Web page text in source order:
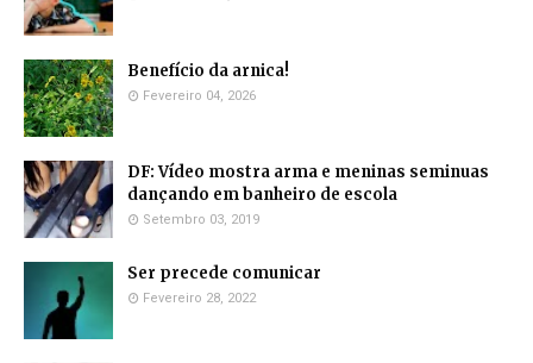
Benefício da arnica!
Fevereiro 04, 2026
DF: Vídeo mostra arma e meninas seminuas
dançando em banheiro de escola
Setembro 03, 2019
Ser precede comunicar
Fevereiro 28, 2022